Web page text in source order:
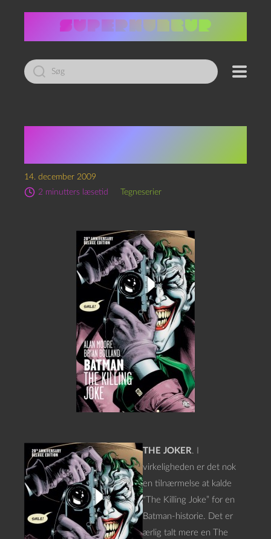
Led
efter:
14. december 2009
2 minutters læsetid
Tegneserier
THE JOKER. I
virkeligheden er det nok
en tilnærmelse at kalde
“The Killing Joke” for en
Batman-historie. Det er
ærlig talt mere en The